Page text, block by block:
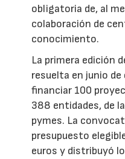
obligatoria de, al
colaboración de
conocimiento.
La primera edición
resuelta en junio
financiar 100
388 entidades, de
pymes. La
presupuesto
euros y distribuyó